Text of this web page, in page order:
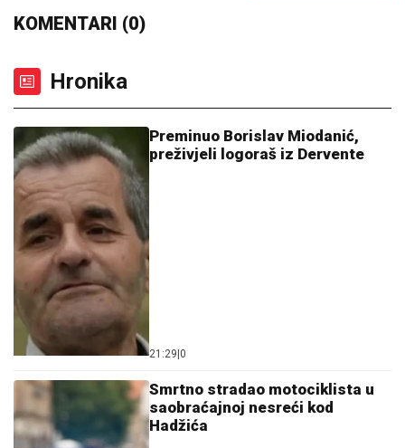
KOMENTARI (0)
Hronika
Preminuo Borislav Miodanić,
preživjeli logoraš iz Dervente
21:29 0
Smrtno stradao motociklista u
saobraćajnoj nesreći kod
Hadžića